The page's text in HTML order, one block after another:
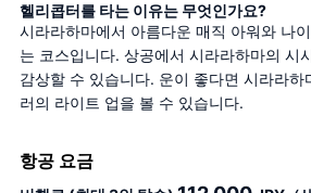
헬리콥터를 타는 이유는 무엇인가요?
시라라하마에서 아름다운 매직 아워와 나
는 코스입니다. 상공에서 시라라하마의 시
감상할 수 있습니다. 운이 좋다면 시라라하
러의 라이트 업을 볼 수 있습니다.
항공 요금